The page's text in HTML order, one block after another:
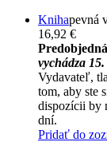
Knihapevná
16,92 €
vychádza
Vydavateľ,
tom, aby ste
dispozícii by
dní.
Pridať do